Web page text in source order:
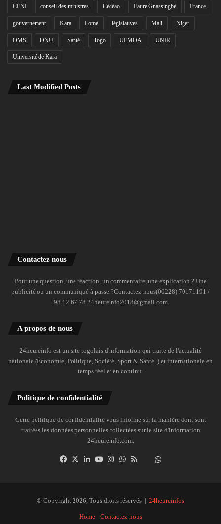
CENI conseil des ministres Cédéao Faure Gnassingbé France
gouvernement Kara Lomé législatives Mali Niger
OMS ONU Santé Togo UEMOA UNIR
Université de Kara
Last Modified Posts
Contactez nous
Pour une question, une réaction, un commentaire, une explication ? Une
publicité ou un communiqué à passer?Contactez-nous(00228) 70171191 /
98 12 67 78 24heureinfo2018@gmail.com
A propos de nous
24heureinfo est un site togolais d'information qui traite de l'actualité
nationale (Économie, Politique, Société, Sport & Santé..) et internationale en
temps réel et en continu.
Politique de confidentialité
Cette politique de confidentialité vous informe sur la manière dont sont
traitées les données personnelles collectées sur le site d'information
24heureinfo.com.
Facebook
X LinkedinYouTubeInstagramWhatsAppDailymotion
© Copyright 2026, Tous droits réservés | 24heureinfos
Home Contactez-nous